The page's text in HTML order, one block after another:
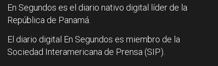
En Segundos es el diario nativo digital líder de la
República de Panamá.
El diario digital En Segundos es miembro de la
Sociedad Interamericana de Prensa (SIP).